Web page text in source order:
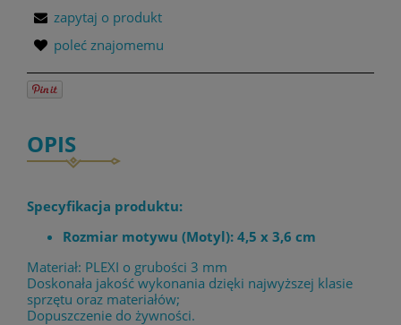
zapytaj o produkt
poleć znajomemu
OPIS
Specyfikacja produktu:
Rozmiar motywu (Motyl): 4,5 x 3,6 cm
Materiał: PLEXI o grubości 3 mm
Doskonała jakość wykonania dzięki najwyższej klasie
sprzętu oraz materiałów;
Dopuszczenie do żywności.